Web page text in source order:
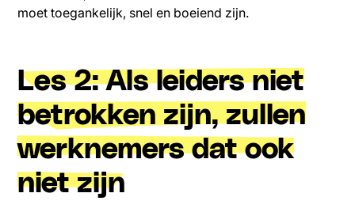
moet toegankelijk, snel en boeiend zijn.
Les 2: Als leiders niet
betrokken zijn, zullen
werknemers dat ook
niet zijn